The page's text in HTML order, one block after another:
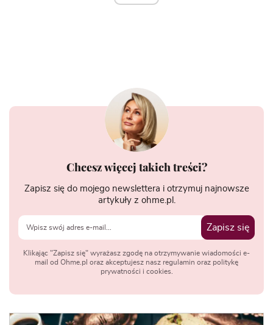
Chcesz więcej takich treści?
Zapisz się do mojego newslettera i otrzymuj najnowsze
artykuły z ohme.pl.
Zapisz się
Klikając "Zapisz się" wyrażasz zgodę na otrzymywanie wiadomości e-
mail od Ohme.pl oraz akceptujesz nasz regulamin oraz politykę
prywatności i cookies.